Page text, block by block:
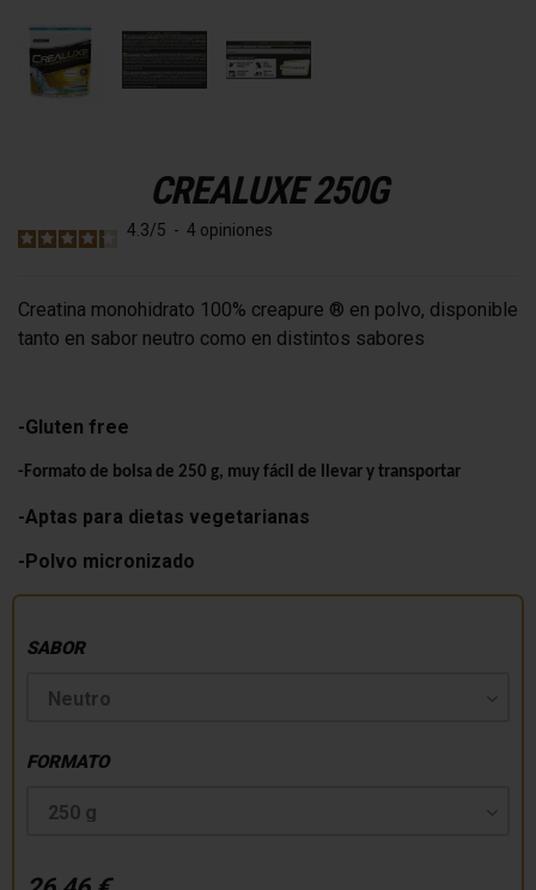
CREALUXE 250G
4.3/5 - 4 opiniones
Creatina monohidrato 100% creapure ® en polvo, disponible
tanto en sabor neutro como en distintos sabores
-Gluten free
-Formato de bolsa de 250 g, muy fácil de llevar y transportar
-Aptas para dietas vegetarianas
-Polvo micronizado
SABOR
FORMATO